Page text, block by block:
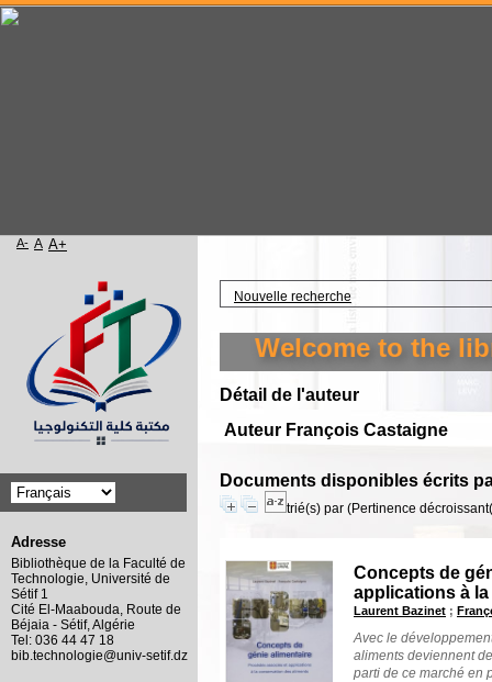
Nouvelle recherche
Welcome to the
Détail de l'auteur
Auteur François Castaigne
Documents disponibles écrits
trié(s) par (Pertinence
Concepts de
applications à
Laurent Bazinet ;
Avec le
aliments deviennent
parti de ce marché en
Accueil
A- A A+
Adresse
Bibliothèque de la Faculté de
Technologie, Université de
Sétif 1
Cité El-Maabouda, Route de
Béjaia - Sétif, Algérie
Tel: 036 44 47 18
bib.technologie@univ-setif.dz